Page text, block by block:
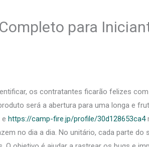
para
os contratantes ficarão felizes
será a abertura para uma longa e
ehttps://camp-fire.jp/profile/30d128653ca4
no dia a dia. No unitário, cada parte do